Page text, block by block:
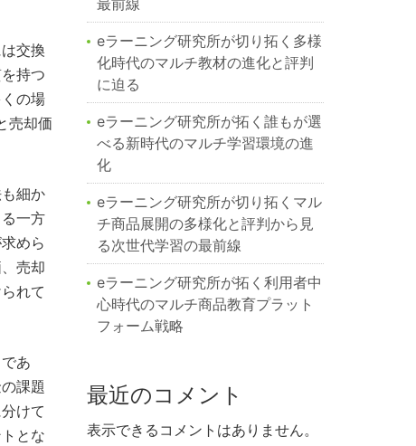
交換
持つ
の場
売却価
細か
一方
めら
売却
れて
あ
課題
けて
とな
最前線
eラーニング研究所が切り拓く多様
化時代のマルチ教材の進化と評判
に迫る
eラーニング研究所が拓く誰もが選
べる新時代のマルチ学習環境の進
化
eラーニング研究所が切り拓くマル
チ商品展開の多様化と評判から見
る次世代学習の最前線
eラーニング研究所が拓く利用者中
心時代のマルチ商品教育プラット
フォーム戦略
最近のコメント
表示できるコメントはありません。